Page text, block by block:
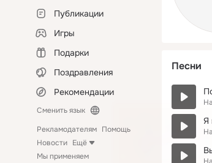
Публикации
Игры
Подарки
Поздравления
Рекомендации
Сменить язык
Рекламодателям Помощь
Новости Ещё
Мы применяем
Песни
Я